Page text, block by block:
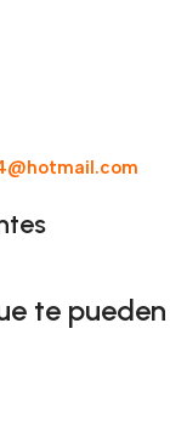
te pueden